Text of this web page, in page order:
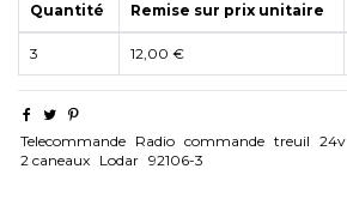
Quantité Remise sur prix unitaire
3 12,00 €
Telecommande Radio commande treuil 24v
2 caneaux Lodar 92106-3